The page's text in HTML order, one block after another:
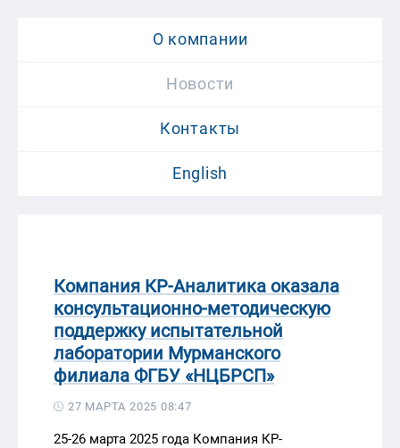
О компании
Новости
Контакты
English
Компания КР-Аналитика оказала
консультационно-методическую
поддержку испытательной
лаборатории Мурманского
филиала ФГБУ «НЦБРСП»
27 МАРТА 2025 08:47
25-26 марта 2025 года Компания КР-